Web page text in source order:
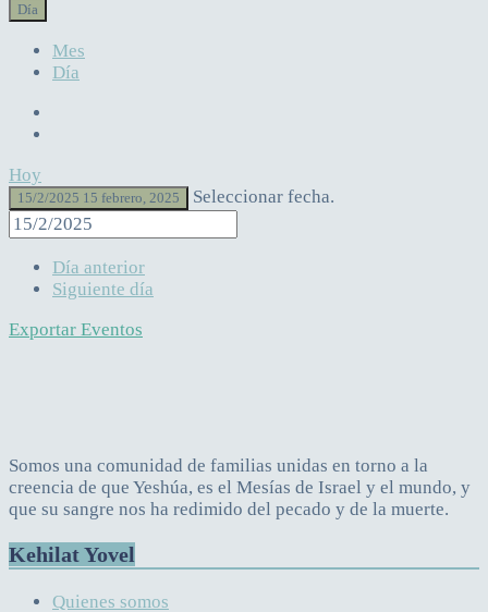
Día
Mes
Día
Hoy
15/2/2025 15 febrero, 2025 Seleccionar fecha.
Día anterior
Siguiente día
Exportar Eventos
Somos una comunidad de familias unidas en torno a la
creencia de que Yeshúa, es el Mesías de Israel y el mundo, y
que su sangre nos ha redimido del pecado y de la muerte.
Kehilat Yovel
Quienes somos